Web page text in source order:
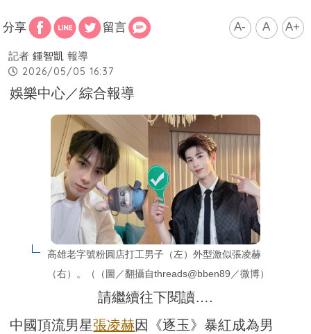
分享 留言 A- A A+
記者 鍾智凱 報導
2026/05/05 16:37
娛樂中心／綜合報導
高雄老字號粉圓店打工男子（左）外型激似張凌赫
（右）。（（圖／翻攝自threads@bben89／微博）
請繼續往下閱讀….
中國頂流男星張凌赫因《逐玉》暴紅成為男